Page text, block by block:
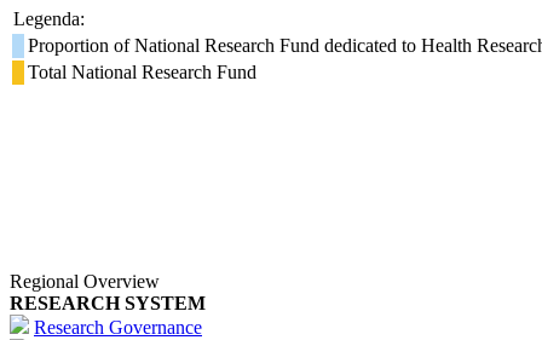
Legenda:
Proportion of National Research Fund dedicated to Health
Total National Research Fund
Regional Overview
RESEARCH SYSTEM
Research Governance